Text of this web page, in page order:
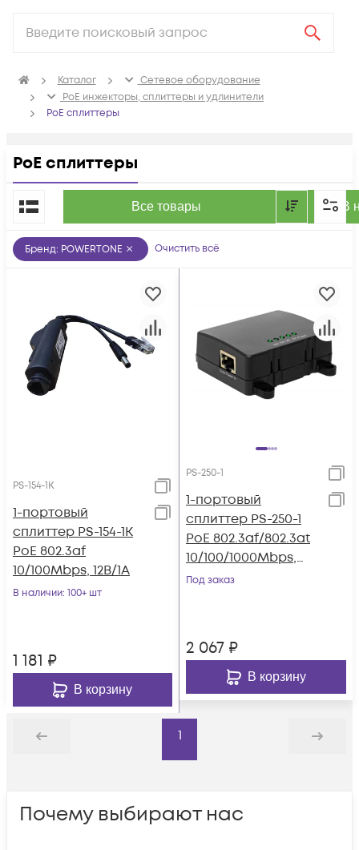
Каталог
Сетевое оборудование
PoE инжекторы, сплиттеры и удлинители
PoE сплиттеры
PoE сплиттеры
Все товары В
По популярности
Бренд: POWERTONE Очистить всё
PS-154-1K
1-портовый
сплиттер PS-154-1K
PoE 802.3af
10/100Mbps, 12В/1А
В наличии: 100+ шт
1 181 ₽
В корзину
PS-250-1
1-портовый
сплиттер PS-250-1
PoE 802.3af/802.3at
10/100/1000Mbps,
5В/3А, 9В/2.5А,
Под заказ
2 067 ₽
В корзину
Назад
1
Дальше
Почему выбирают нас